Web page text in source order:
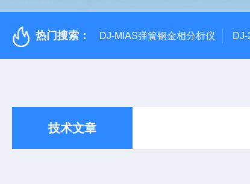
热门搜索： DJ-MIAS弹簧钢金相分析仪
技术文章